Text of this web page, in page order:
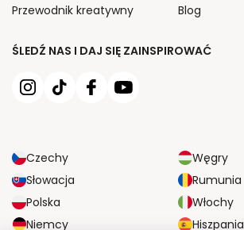
ŚLEDŹ NAS I DAJ SIĘ ZAINSPIROWAĆ
Czechy
Węgry
Słowacja
Rumunia
Polska
Włochy
Niemcy
Hiszpania
Przewodnik kreatywny
Blog